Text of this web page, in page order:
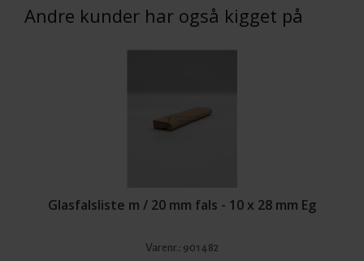
Andre kunder har også kigget på
Glasfalsliste m / 20 mm fals - 10 x 28 mm Eg
Varenr.: 901482